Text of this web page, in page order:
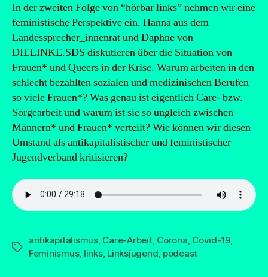
In der zweiten Folge von “hörbar links” nehmen wir eine
feministische Perspektive ein. Hanna aus dem
Landessprecher_innenrat und Daphne von
DIELINKE.SDS diskutieren über die Situation von
Frauen* und Queers in der Krise. Warum arbeiten in den
schlecht bezahlten sozialen und medizinischen Berufen
so viele Frauen*? Was genau ist eigentlich Care- bzw.
Sorgearbeit und warum ist sie so ungleich zwischen
Männern* und Frauen* verteilt? Wie können wir diesen
Umstand als antikapitalistischer und feministischer
Jugendverband kritisieren?
Schlagwörter
antikapitalismus, Care-Arbeit, Corona Covid-19
Feminismus, links, Linksjugend podcast